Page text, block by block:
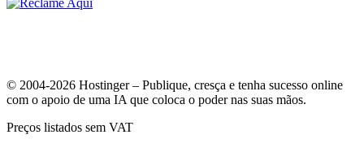
© 2004-2026 Hostinger – Publique, cresça e tenha sucesso online
com o apoio de uma IA que coloca o poder nas suas mãos.
Preços listados sem VAT